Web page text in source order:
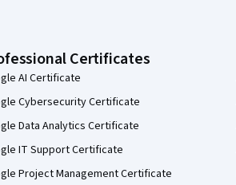
Certificates
AI Certificate
Cybersecurity Certificate
Data Analytics Certificate
IT Support Certificate
Project Management Certificate